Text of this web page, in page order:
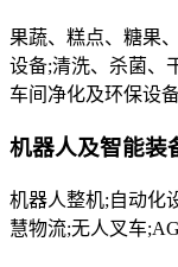
果蔬、糕点、糖果
设备;清洗、杀菌、
车间净化及环保设
机器人及智能装
机器人整机;自动化
慧物流;无人叉车